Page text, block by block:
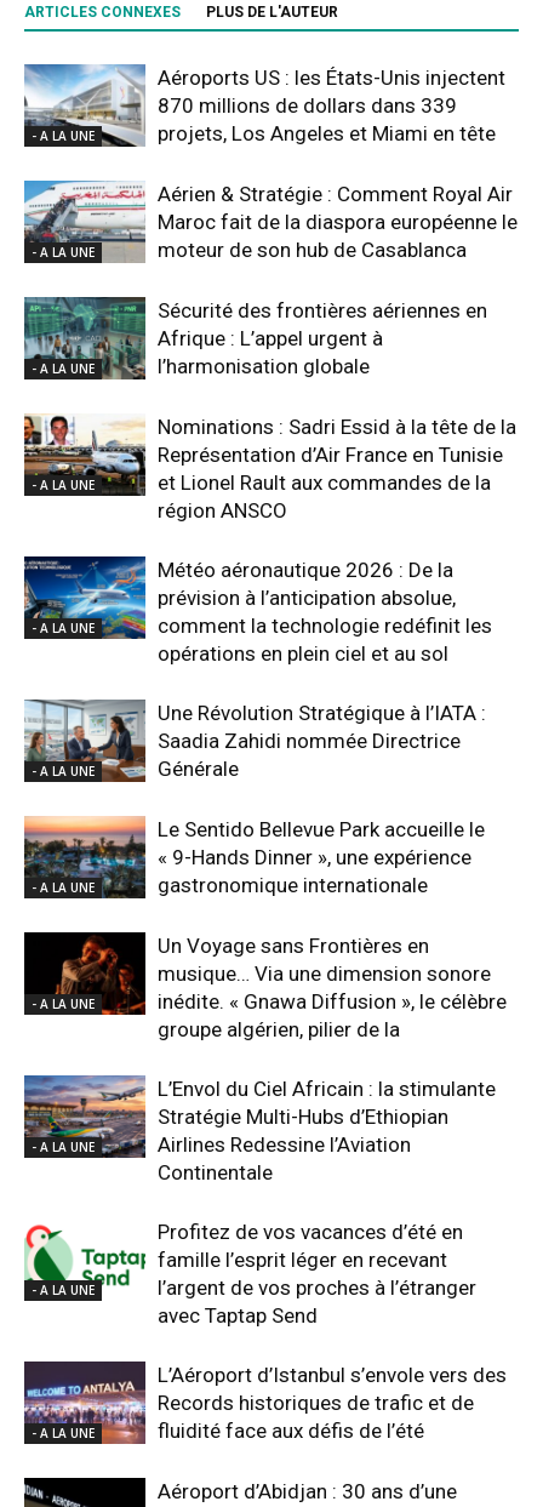
ARTICLES CONNEXES PLUS DE L'AUTEUR
- A LA UNE
Aéroports US : les États-Unis injectent
870 millions de dollars dans 339
projets, Los Angeles et Miami en tête
- A LA UNE
Aérien & Stratégie : Comment Royal Air
Maroc fait de la diaspora européenne le
moteur de son hub de Casablanca
- A LA UNE
Sécurité des frontières aériennes en
Afrique : L’appel urgent à
l’harmonisation globale
- A LA UNE
Nominations : Sadri Essid à la tête de la
Représentation d’Air France en Tunisie
et Lionel Rault aux commandes de la
région ANSCO
- A LA UNE
Météo aéronautique 2026 : De la
prévision à l’anticipation absolue,
comment la technologie redéfinit les
opérations en plein ciel et au sol
- A LA UNE
Une Révolution Stratégique à l’IATA :
Saadia Zahidi nommée Directrice
Générale
- A LA UNE
Le Sentido Bellevue Park accueille le
« 9-Hands Dinner », une expérience
gastronomique internationale
- A LA UNE
Un Voyage sans Frontières en
musique… Via une dimension sonore
inédite. « Gnawa Diffusion », le célèbre
groupe algérien, pilier de la
- A LA UNE
L’Envol du Ciel Africain : la stimulante
Stratégie Multi-Hubs d’Ethiopian
Airlines Redessine l’Aviation
Continentale
- A LA UNE
Profitez de vos vacances d’été en
famille l’esprit léger en recevant
l’argent de vos proches à l’étranger
avec Taptap Send
- A LA UNE
L’Aéroport d’Istanbul s’envole vers des
Records historiques de trafic et de
fluidité face aux défis de l’été
Aéroport d’Abidjan : 30 ans d’une